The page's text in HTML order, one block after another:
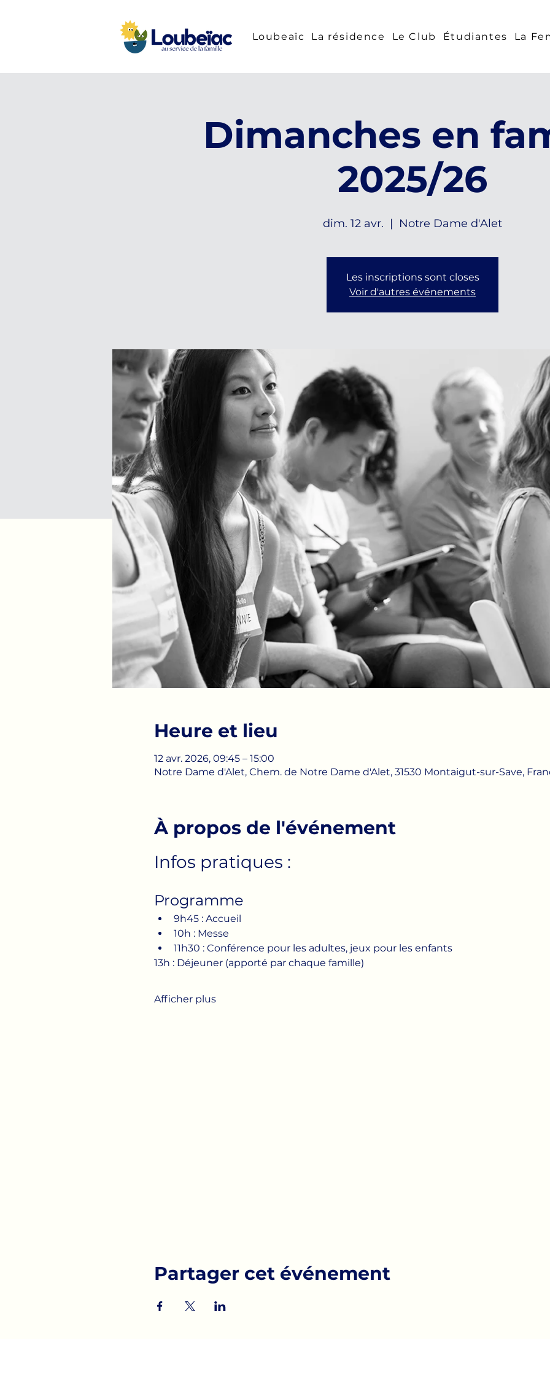
Loubeaïc La résidence Le Club Étudiantes La
Dimanches en
2025/26
dim. 12 avr.
  |
Notre Dame d'Alet
Les inscriptions sont closes
Voir d'autres événements
Heure et lieu
12 avr. 2026, 09:45 – 15:00
Notre Dame d'Alet, Chem. de Notre Dame d'Alet, 31530 Montaigut-sur-Save,
À propos de l'événement
Infos pratiques :
Programme
9h45 : Accueil
10h : Messe
11h30 : Conférence pour les adultes, jeux pour les enfants
13h : Déjeuner (apporté par chaque famille)
Afficher plus
Partager cet événement